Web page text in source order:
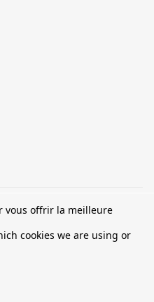
Pétange
vous offrir la meilleure
cookies we are using or